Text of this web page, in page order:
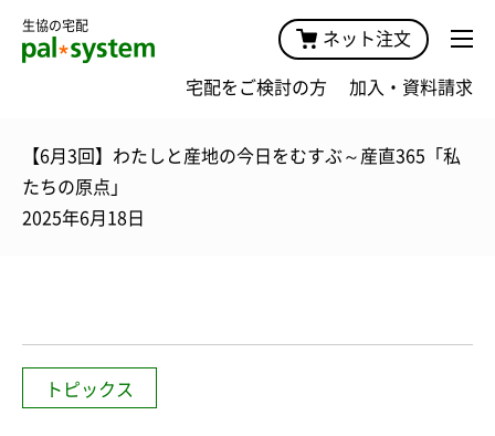
生協の宅配
ネット注文
宅配をご検討の方 加入・資料請求
【6月3回】わたしと産地の今日をむすぶ～産直365「私
たちの原点」
2025年6月18日
トピックス